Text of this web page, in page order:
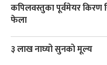
कपिलवस्तुका पूर्वमेयर किरण
फेला
३ लाख नाघ्यो सुनको मूल्य